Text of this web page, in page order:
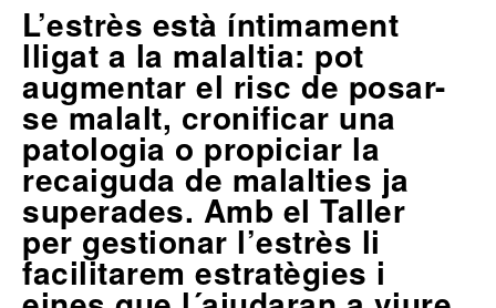
L’estrès està íntimament
lligat a la malaltia: pot
augmentar el risc de posar-
se malalt, cronificar una
patologia o propiciar la
recaiguda de malalties ja
superades. Amb el Taller
per gestionar l’estrès li
facilitarem estratègies i